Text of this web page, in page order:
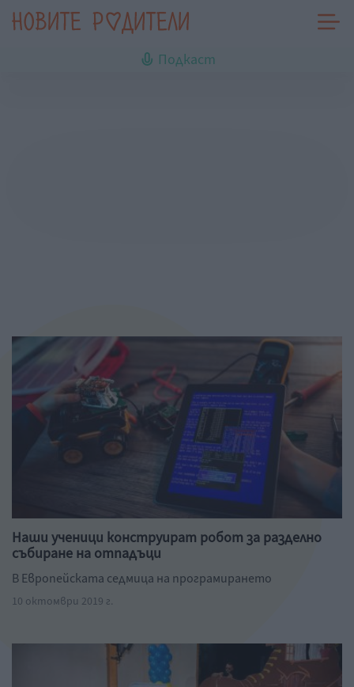
Подкаст
Наши ученици конструират робот за разделно
събиране на отпадъци
В Европейската седмица на програмирането
10 октомври 2019 г.